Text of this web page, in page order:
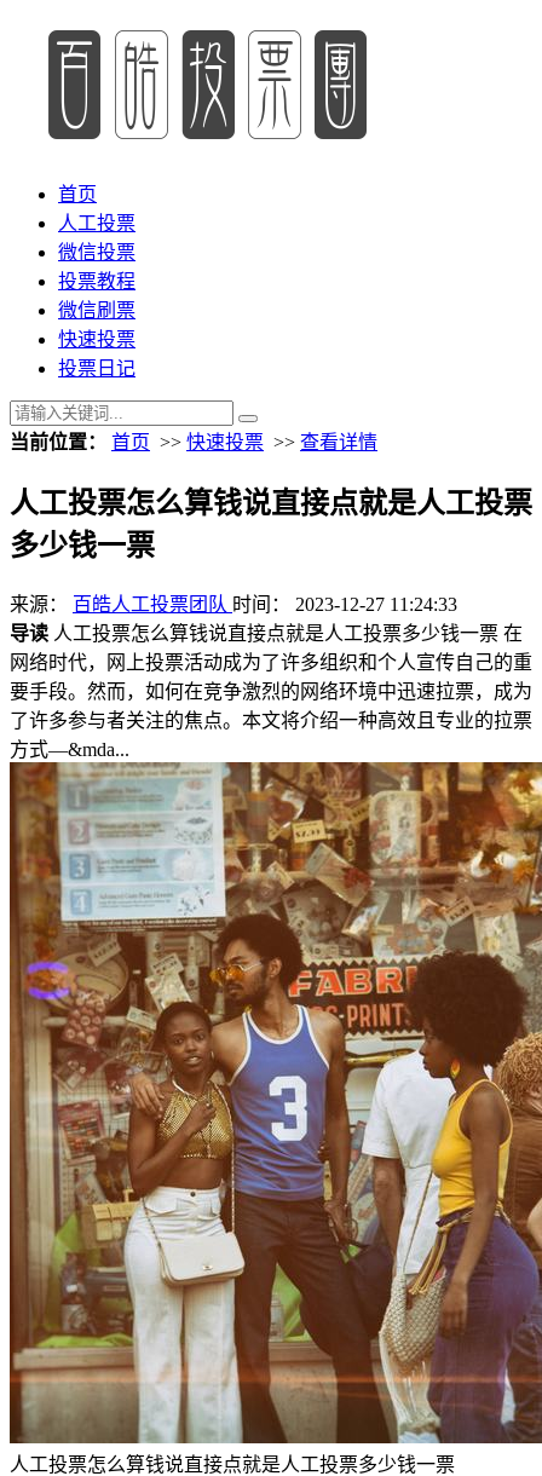
首页
人工投票
微信投票
投票教程
微信刷票
快速投票
投票日记
当前位置： 首页 >> 快速投票 >> 查看详情
人工投票怎么算钱说直接点就是人工投票
多少钱一票
来源： 百皓人工投票团队 时间： 2023-12-27 11:24:33
导读 人工投票怎么算钱说直接点就是人工投票多少钱一票 在
网络时代，网上投票活动成为了许多组织和个人宣传自己的重
要手段。然而，如何在竞争激烈的网络环境中迅速拉票，成为
了许多参与者关注的焦点。本文将介绍一种高效且专业的拉票
方式—&mda...
人工投票怎么算钱说直接点就是人工投票多少钱一票